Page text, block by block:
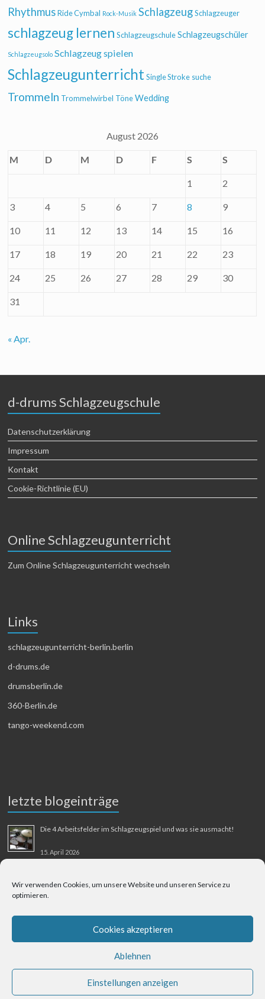
Wir verwenden Cookies, um unsere Website und unseren Service zu
optimieren.
Cookies akzeptieren
Ablehnen
Einstellungen anzeigen
Rhythmus Ride Cymbal Rock-Musik Schlagzeug Schlagzeuger
schlagzeug lernen Schlagzeugschule Schlagzeugschüler
Schlagzeugsolo Schlagzeug spielen
Schlagzeugunterricht Single Stroke suche
Trommeln Trommelwirbel Töne Wedding
August 2026
M D M D F S S
1 2
3 4 5 6 7 8 9
10 11 12 13 14 15 16
17 18 19 20 21 22 23
24 25 26 27 28 29 30
31
« Apr.
d-drums Schlagzeugschule
Datenschutzerklärung
Impressum
Kontakt
Cookie-Richtlinie (EU)
Online Schlagzeugunterricht
Zum Online Schlagzeugunterricht wechseln
Links
schlagzeugunterricht-berlin.berlin
d-drums.de
drumsberlin.de
360-Berlin.de
tango-weekend.com
letzte blogeinträge
Die 4 Arbeitsfelder im Schlagzeugspiel und was sie ausmacht!
15. April 2026
31. August 2025
Berliner Flughafen Tegel – Berlin-Bangkok